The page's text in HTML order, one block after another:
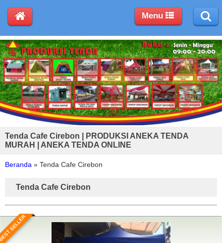
Tenda Cafe Cirebon | PRODUKSI ANEKA TENDA
MURAH | ANEKA TENDA ONLINE
Beranda » Tenda Cafe Cirebon
Tenda Cafe Cirebon
SELLER
Menu